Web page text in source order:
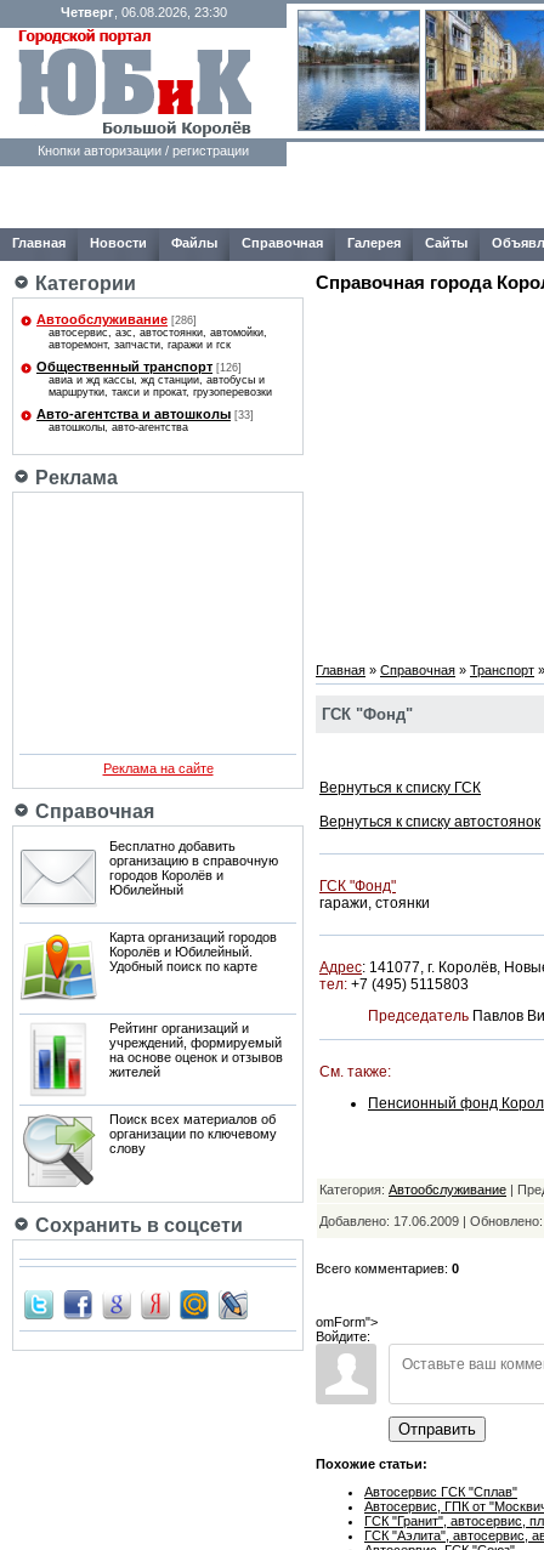
Четверг, 06.08.2026, 23:30
Кнопки авторизации / регистрации
Главная Новости Файлы Справочная Галерея Сайты
Категории
Автообслуживание [286]
автосервис, азс, автостоянки, автомойки,
авторемонт, запчасти, гаражи и гск
Общественный транспорт [126]
авиа и жд кассы, жд станции, автобусы и
маршрутки, такси и прокат, грузоперевозки
Авто-агентcтва и автошколы [33]
автошколы, авто-агентcтва
Реклама
Реклама на сайте
Справочная
Бесплатно добавить
организацию в справочную
городов Королёв и
Юбилейный
Карта организаций городов
Королёв и Юбилейный.
Удобный поиск по карте
Рейтинг организаций и
учреждений, формируемый
на основе оценок и отзывов
жителей
Поиск всех материалов об
организации по ключевому
слову
Сохранить в соцсети
Справочная города
Главная » Справочная » Транспорт
ГСК "Фонд"
Вернуться к списку ГСК
Вернуться к списку автостоянок
ГСК "Фонд"
гаражи, стоянки
Адрес: 141077, г. Королёв,
тел: +7 (495) 5115803
Председатель Павлов
См. также:
Пенсионный фонд
Категория: Автообслуживание |
Добавлено: 17.06.2009 |
Всего комментариев: 0
omForm">
Войдите:
Отправить
Похожие статьи:
Автосервис ГСК "Сплав"
Автосервис, ГПК от
ГСК "Гранит", автосервис,
ГСК "Аэлита", автосервис,